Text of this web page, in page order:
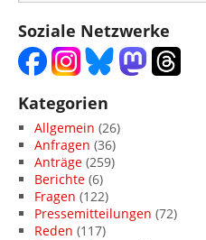
Soziale Netzwerke
Kategorien
Allgemein (26)
Anfragen (36)
Anträge (259)
Berichte (6)
Fragen (122)
Pressemitteilungen (72)
Reden (117)